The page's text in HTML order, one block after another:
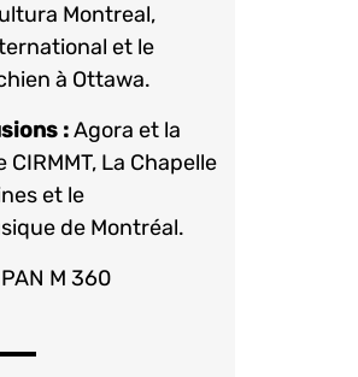
Montreal,
et le
à Ottawa.
:Agora et la
La Chapelle
et le
de Montréal.
PAN M 360